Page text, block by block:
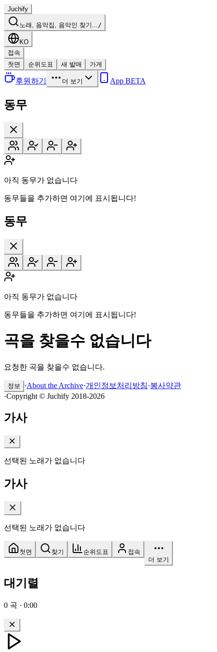
Juchify
노래, 음악집, 음악인 찾기.../
KO
접속
첫면
순위도표 새 발매 가게
후원하기 더 보기 App BETA
동무
아직 동무가 없습니다
동무들을 추가하면 여기에 표시됩니다!
동무
아직 동무가 없습니다
동무들을 추가하면 여기에 표시됩니다!
곡을 찾을수 없습니다
요청한 곡을 찾을수 없습니다.
정보 ·About the Archive·개인정보처리방침·봉사약관
·Copyright © Juchify 2018-2026
가사
선택된 노래가 없습니다
가사
선택된 노래가 없습니다
첫면 찾기 순위도표
접속
더 보기
대기렬
0 곡 · 0:00